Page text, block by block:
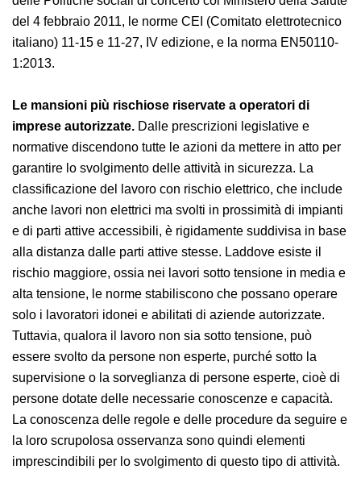
l’ossatura regolamentare da seguire sono il Testo
unico sulla salute e sicurezza del lavoro (decreto
legislativo 81/2008), il decreto del Ministero del Lavoro
e delle Politiche sociali di concerto col Ministero della
elettrotecnico italiano) 11-15 e 11-27, IV edizione, e la
norma EN50110-1:2013.
Le mansioni più rischiose riservate a operatori di
imprese autorizzate.Dalle prescrizioni legislative e
normative discendono tutte le azioni da mettere in atto
per garantire lo svolgimento delle attività in sicurezza.
La classificazione del lavoro con rischio elettrico, che
include anche lavori non elettrici ma svolti in
prossimità di impianti e di parti attive accessibili, è
rigidamente suddivisa in base alla distanza dalle parti
attive stesse. Laddove esiste il rischio maggiore, ossia
nei lavori sotto tensione in media e alta tensione, le
norme stabiliscono che possano operare solo i
lavoratori idonei e abilitati di aziende autorizzate.
Tuttavia, qualora il lavoro non sia sotto tensione, può
essere svolto da persone non esperte, purché sotto la
supervisione o la sorveglianza di persone esperte, cioè